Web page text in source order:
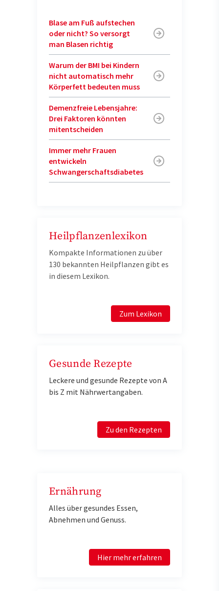
Blase am Fuß aufstechen
oder nicht? So versorgt
man Blasen richtig
Warum der BMI bei Kindern
nicht automatisch mehr
Körperfett bedeuten muss
Demenzfreie Lebensjahre:
Drei Faktoren könnten
mitentscheiden
Immer mehr Frauen
entwickeln
Schwangerschaftsdiabetes
Heilpflanzenlexikon
Kompakte Informationen zu über
130 bekannten Heilpflanzen gibt es
in diesem Lexikon.
Zum Lexikon
Gesunde Rezepte
Leckere und gesunde Rezepte von A
bis Z mit Nährwertangaben.
Zu den Rezepten
Ernährung
Alles über gesundes Essen,
Abnehmen und Genuss.
Hier mehr erfahren